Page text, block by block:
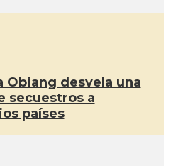
Obiang desvela una
secuestros a
paí­ses